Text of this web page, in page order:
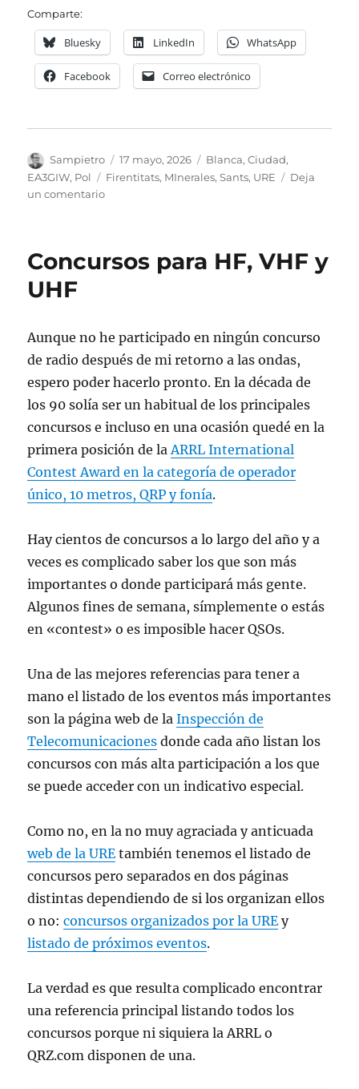
Comparte:
Bluesky LinkedIn WhatsApp
Facebook Correo electrónico
Autor
Sampietro
Publicado
el
17 mayo, 2026 Categorías
Blanca,Ciudad,
EA3GIW, Pol Etiquetas
Firentitats, MInerales,Sants, URE
Deja
un comentarioen
Concursos para HF, VHF y
UHF
Aunque no he participado en ningún concurso
de radio después de mi retorno a las ondas,
espero poder hacerlo pronto. En la década de
los 90 solía ser un habitual de los principales
concursos e incluso en una ocasión quedé en la
primera posición de la ARRL International
Contest Award en la categoría de operador
único, 10 metros, QRP y fonía.
Hay cientos de concursos a lo largo del año y a
veces es complicado saber los que son más
importantes o donde participará más gente.
Algunos fines de semana, símplemente o estás
en «contest» o es imposible hacer QSOs.
Una de las mejores referencias para tener a
mano el listado de los eventos más importantes
son la página web de laInspección de
Telecomunicaciones donde cada año listan los
concursos con más alta participación a los que
se puede acceder con un indicativo especial.
Como no, en la no muy agraciada y anticuada
web de la URE también tenemos el listado de
concursos pero separados en dos páginas
distintas dependiendo de si los organizan ellos
o no:concursos organizados por la URE y
listado de próximos eventos.
La verdad es que resulta complicado encontrar
una referencia principal listando todos los
concursos porque ni siquiera la ARRL o
QRZ.com disponen de una.